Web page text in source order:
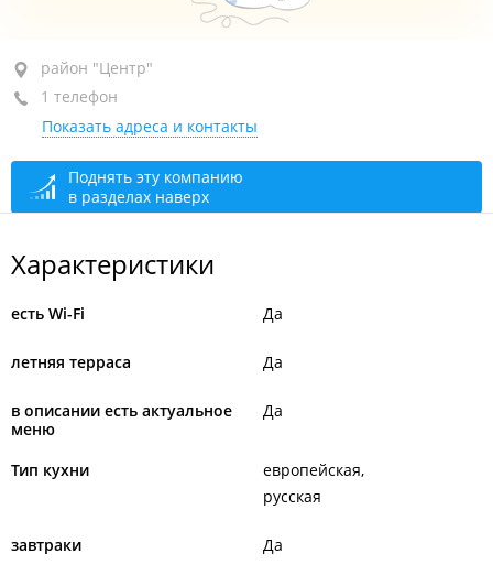
район "Центр", ул. Пограничная, 14
1-й этаж
+7 (423) 222-25-35
Ресторан открыто: 12:00–23:00
Доставка сегодня закрыто
район "Центр"
1 телефон
Показать адреса и контакты
Поднять эту компанию
в разделах наверх
Характеристики
есть Wi-Fi Да
летняя терраса Да
в описании есть актуальное
меню
Да
Тип кухни
европейская
русская
завтраки Да